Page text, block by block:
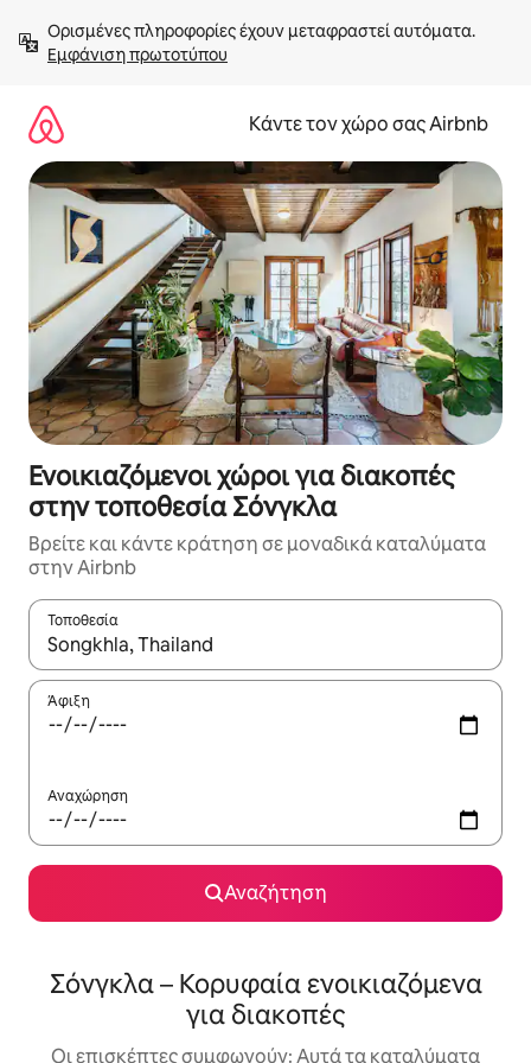
στο
περιεχόμενοΕμφάνιση πρωτοτύπου
Κάντε τον χώρο σας Airbnb
Ενοικιαζόμενοι χώροι για διακοπές
στην τοποθεσία Σόνγκλα
Βρείτε και κάντε κράτηση σε μοναδικά καταλύματα
στην Airbnb
Τοποθεσία
Όταν τα αποτελέσματα είναι διαθέσιμα, μπορείτε να
Άφιξη
Αναχώρηση
Αναζήτηση
Σόνγκλα – Κορυφαία ενοικιαζόμενα
για διακοπές
Οι επισκέπτες συμφωνούν: Αυτά τα καταλύματα